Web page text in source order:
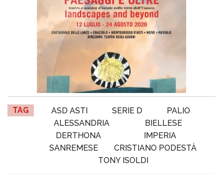
TAG ASD ASTI SERIE D
PALIO
ALESSANDRIA
BIELLESE
DERTHONA
IMPERIA
SANREMESE
CRISTIANO PODESTÀ
TONY ISOLDI